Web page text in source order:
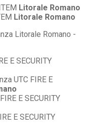
Litorale Romano
Litorale Romano
E SECURITY
UTC FIRE E
E SECURITY
E SECURITY